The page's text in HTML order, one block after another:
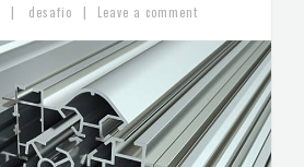
| desafio | Leave a comment